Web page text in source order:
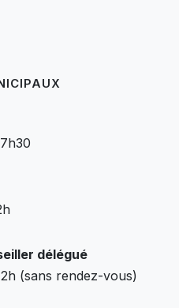
délégué
(sans rendez-vous)